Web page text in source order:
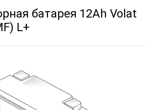
батарея 12Ah Volat
L+